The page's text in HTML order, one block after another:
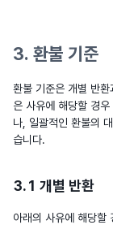
3. 환불 기준
환불 기준은 개별 반
은 사유에 해당할 경
나, 일괄적인 환불의
습니다.
3.1 개별 반환
아래의 사유에 해당할